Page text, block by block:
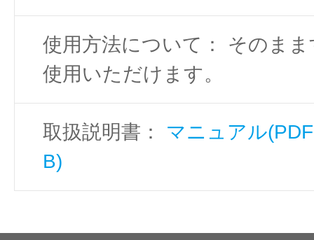
使用方法について： そのま
使用いただけます。
取扱説明書： マニュアル
B)